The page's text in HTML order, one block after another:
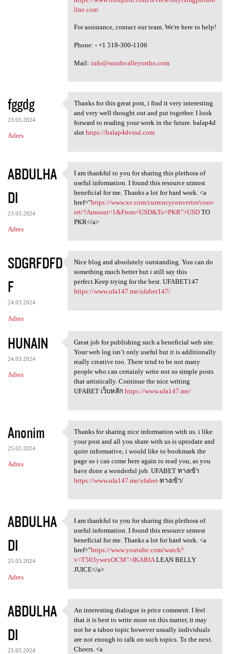
line.com
For assistance, contact our team. We're here to help!
Phone: - +1 518-300-1106
Mail: info@southvalleyortho.com
fggdg
23.03.2024
Adres
Thanks for this great post, i
Thanks for this great post, i find it very interesting
and very well thought out and put together. I look
forward to reading your work in the future. balap4d
slot https://balap4dviral.com
ABDULHA
DI
23.03.2024
Adres
I am thankful to you for
I am thankful to you for sharing this plethora of
useful information. I found this resource utmost
beneficial for me. Thanks a lot for hard work. <a
href="https://www.xe.com/currencyconverter/conv
ert/?Amount=1&From=USD&To=PKR">USDTO
PKR</a>
SDGRFDFD
F
24.03.2024
Adres
Nice blog and absolutely
Nice blog and absolutely outstanding. You can do
something much better but i still say this
perfect.Keep trying for the best. UFABET147
https://www.ufa147.me/ufabet147/
HUNAIN
24.03.2024
Adres
Great job for publishing such
Great job for publishing such a beneficial web site.
Your web log isn’t only useful but it is additionally
really creative too. There tend to be not many
people who can certainly write not so simple posts
that artistically. Continue the nice writing
UFABET เว็บหลัก https://www.ufa147.me/
Anonim
25.03.2024
Adres
Thanks for sharing nice
Thanks for sharing nice information with us. i like
your post and all you share with us is uptodate and
quite informative, i would like to bookmark the
page so i can come here again to read you, as you
have done a wonderful job. UFABET ทางเข้า
https://www.ufa147.me/ufabet-ทางเข้า/
ABDULHA
DI
25.03.2024
Adres
I am thankful to you for
I am thankful to you for sharing this plethora of
useful information. I found this resource utmost
beneficial for me. Thanks a lot for hard work. <a
href="https://www.youtube.com/watch?
v=T503ywexOCM">IKARIALEAN BELLY
JUICE</a>
ABDULHA
DI
25.03.2024
An interesting dialogue is
An interesting dialogue is price comment. I feel
that it is best to write more on this matter, it may
not be a taboo topic however usually individuals
are not enough to talk on such topics. To the next.
Cheers. <a